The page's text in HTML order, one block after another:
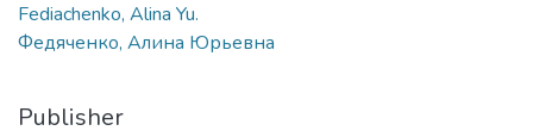
Fediachenko, Alina Yu.
Федяченко, Алина Юрьевна
Publisher